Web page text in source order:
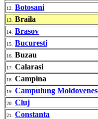
12. Botosani
13. Braila
14. Brasov
15. Bucuresti
16. Buzau
17. Calarasi
18. Campina
19. Campulung
20. Cluj
21. Constanta